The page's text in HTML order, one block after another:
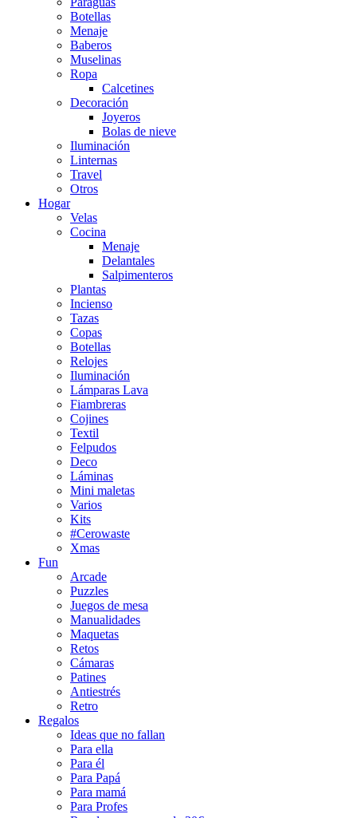
Botellas
Menaje
Baberos
Muselinas
Ropa
Calcetines
Decoración
Joyeros
Bolas de nieve
Iluminación
Linternas
Travel
Otros
Hogar
Velas
Cocina
Menaje
Delantales
Salpimenteros
Plantas
Incienso
Tazas
Copas
Botellas
Relojes
Iluminación
Lámparas Lava
Fiambreras
Cojines
Textil
Felpudos
Deco
Láminas
Mini maletas
Varios
Kits
#Cerowaste
Xmas
Fun
Arcade
Puzzles
Juegos de mesa
Manualidades
Maquetas
Retos
Cámaras
Patines
Antiestrés
Retro
Regalos
Ideas que no fallan
Para ella
Para él
Para Papá
Para mamá
Para Profes